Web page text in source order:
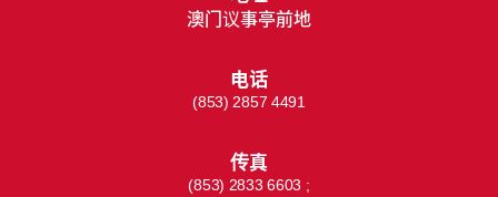
澳门议事亭前地
电话
(853) 2857 4491
传真
(853) 2833 6603 ;